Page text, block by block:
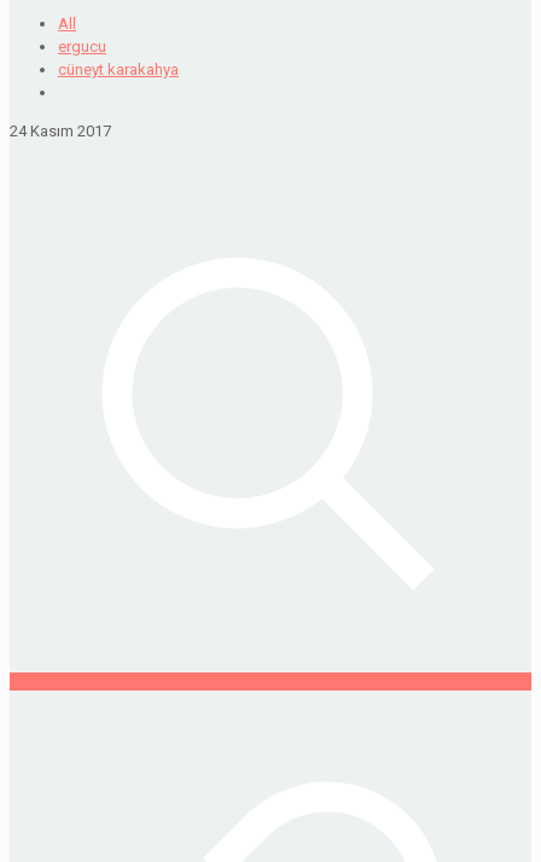
All
ergucu
cüneyt karakahya
24 Kasım 2017